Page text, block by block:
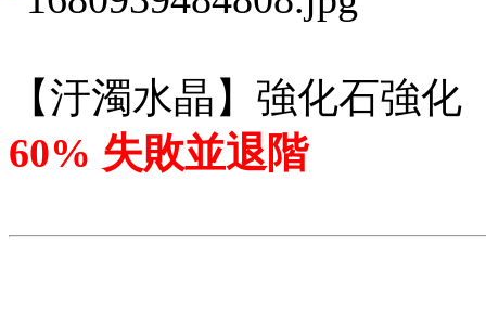
【汙濁水晶】強化石強化
60% 失敗並退階